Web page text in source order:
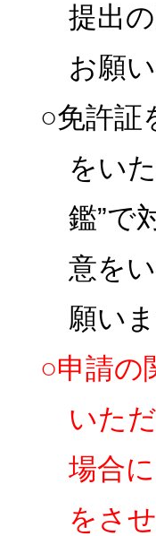
提出
お願
○免許証
をい
鑑”で
意を
願いま
○申請の
いた
場合
をさ